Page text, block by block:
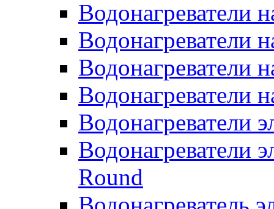
Водонагреватели
Водонагреватели
Водонагреватели
Водонагреватели
Водонагреватели
Водонагреватели
Round